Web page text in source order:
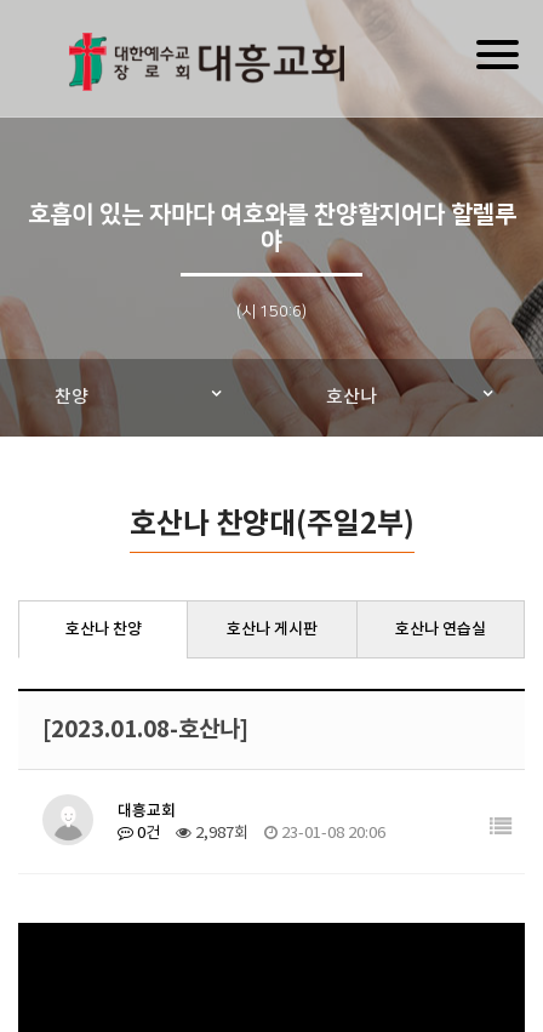
호흡이 있는 자마다 여호와를 찬양할지어다 할렐루
야
(시 150:6)
찬양 호산나
호산나 찬양대(주일2부)
호산나 찬양 호산나 게시판 호산나 연습실
[2023.01.08-호산나]
대흥교회
0건 2,987회 23-01-08 20:06